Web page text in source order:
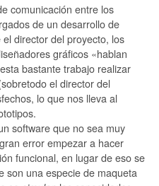
comunicación entre los
de un desarrollo de
director del proyecto, los
gráficos «hablan
bastante trabajo realizar
el director del
lo que nos lleva al
software que no sea muy
error empezar a hacer
funcional, en lugar de eso se
son una especie de maqueta